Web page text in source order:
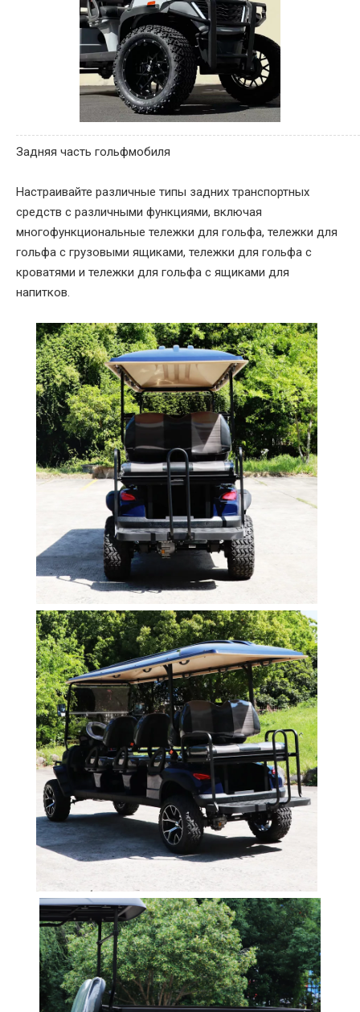
Задняя часть гольфмобиля
Настраивайте различные типы задних транспортных
средств с различными функциями, включая
многофункциональные тележки для гольфа, тележки для
гольфа с грузовыми ящиками, тележки для гольфа с
кроватями и тележки для гольфа с ящиками для
напитков.